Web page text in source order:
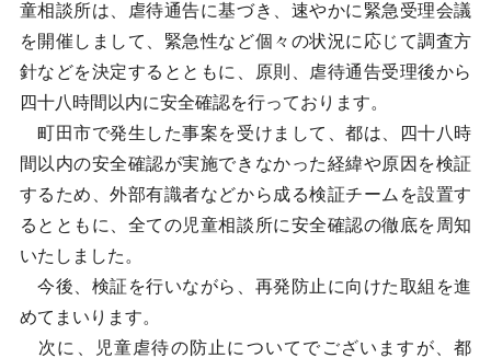
童相談所は、虐待通告に基づき、速やかに緊急受理会議
を開催しまして、緊急性など個々の状況に応じて調査方
針などを決定するとともに、原則、虐待通告受理後から
四十八時間以内に安全確認を行っております。
町田市で発生した事案を受けまして、都は、四十八時
間以内の安全確認が実施できなかった経緯や原因を検証
するため、外部有識者などから成る検証チームを設置す
るとともに、全ての児童相談所に安全確認の徹底を周知
いたしました。
今後、検証を行いながら、再発防止に向けた取組を進
めてまいります。
次に、児童虐待の防止についてでございますが、都